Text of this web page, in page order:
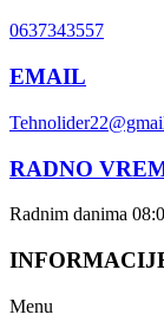
0637343557
EMAIL
RADNO
Radnim danima
Menu